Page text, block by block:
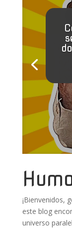
¡Bienvenidos,
este blog
universo